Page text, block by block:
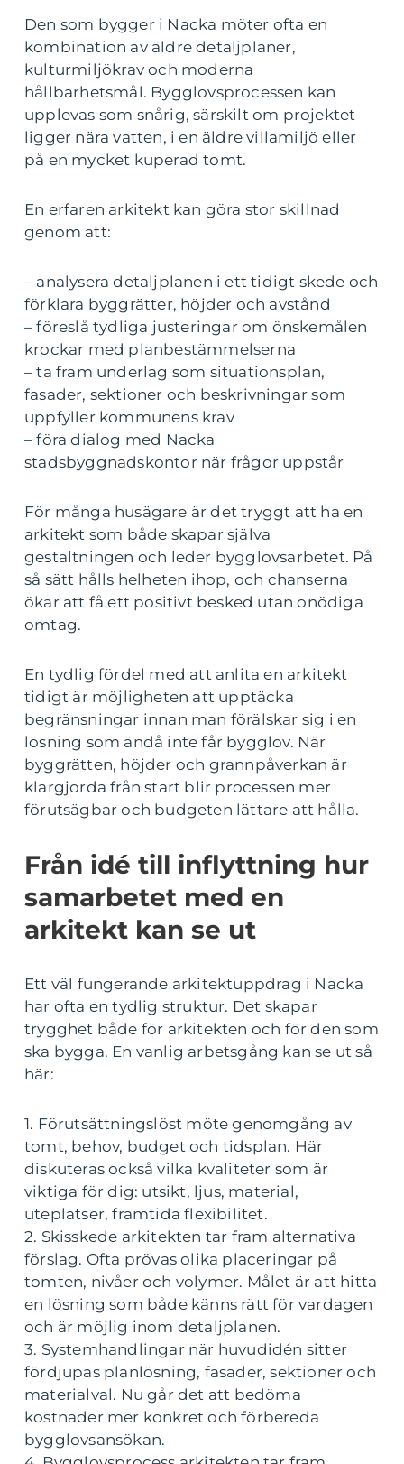
Den som bygger i Nacka möter ofta en
kombination av äldre detaljplaner,
kulturmiljökrav och moderna
hållbarhetsmål. Bygglovsprocessen kan
upplevas som snårig, särskilt om projektet
ligger nära vatten, i en äldre villamiljö eller
på en mycket kuperad tomt.
En erfaren arkitekt kan göra stor skillnad
genom att:
– analysera detaljplanen i ett tidigt skede och
förklara byggrätter, höjder och avstånd
– föreslå tydliga justeringar om önskemålen
krockar med planbestämmelserna
– ta fram underlag som situationsplan,
fasader, sektioner och beskrivningar som
uppfyller kommunens krav
– föra dialog med Nacka
stadsbyggnadskontor när frågor uppstår
För många husägare är det tryggt att ha en
arkitekt som både skapar själva
gestaltningen och leder bygglovsarbetet. På
så sätt hålls helheten ihop, och chanserna
ökar att få ett positivt besked utan onödiga
omtag.
En tydlig fördel med att anlita en arkitekt
tidigt är möjligheten att upptäcka
begränsningar innan man förälskar sig i en
lösning som ändå inte får bygglov. När
byggrätten, höjder och grannpåverkan är
klargjorda från start blir processen mer
förutsägbar och budgeten lättare att hålla.
Från idé till inflyttning hur
samarbetet med en
arkitekt kan se ut
Ett väl fungerande arkitektuppdrag i Nacka
har ofta en tydlig struktur. Det skapar
trygghet både för arkitekten och för den som
ska bygga. En vanlig arbetsgång kan se ut så
här:
1. Förutsättningslöst möte genomgång av
tomt, behov, budget och tidsplan. Här
diskuteras också vilka kvaliteter som är
viktiga för dig: utsikt, ljus, material,
uteplatser, framtida flexibilitet.
2. Skisskede arkitekten tar fram alternativa
förslag. Ofta prövas olika placeringar på
tomten, nivåer och volymer. Målet är att hitta
en lösning som både känns rätt för vardagen
och är möjlig inom detaljplanen.
3. Systemhandlingar när huvudidén sitter
fördjupas planlösning, fasader, sektioner och
materialval. Nu går det att bedöma
kostnader mer konkret och förbereda
bygglovsansökan.